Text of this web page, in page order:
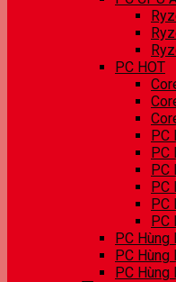
PC HOT
PC
PC
PC
PC
PC
PC
PC Hùng
PC Hùng
PC Hùng